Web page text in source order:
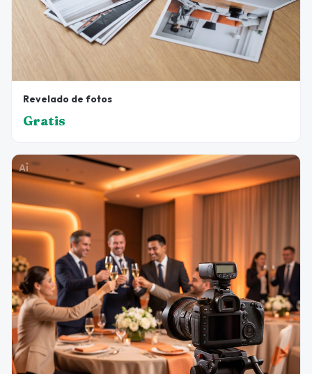
Revelado de fotos
Gratis